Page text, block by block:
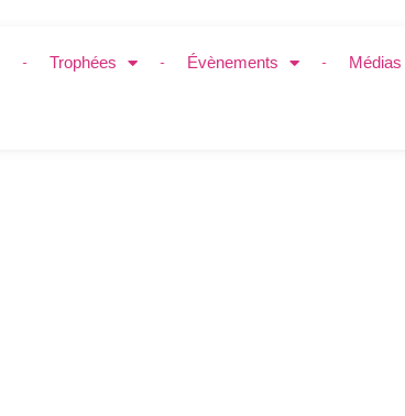
Trophées Évènements Médias